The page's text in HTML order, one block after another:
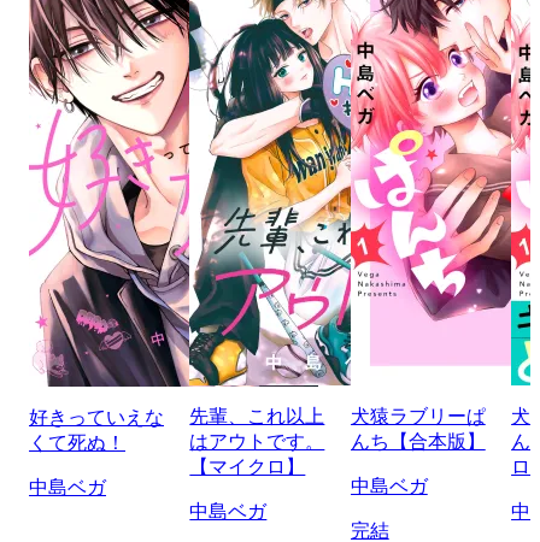
好きっていえな
くて死ぬ！
中島ベガ
先輩、これ以上
はアウトです。
【マイクロ】
中島ベガ
犬猿ラブリーぱ
んち【合本版】
中島ベガ
完結
犬
ん
ロ
中